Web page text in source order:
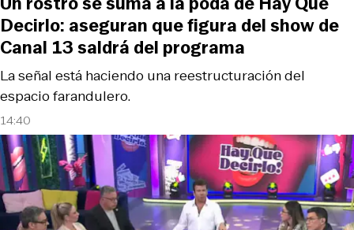
14:40
La señal está haciendo una reestructuración del
espacio farandulero.
Decirlo: aseguran que figura del show de
Canal 13 saldrá del programa